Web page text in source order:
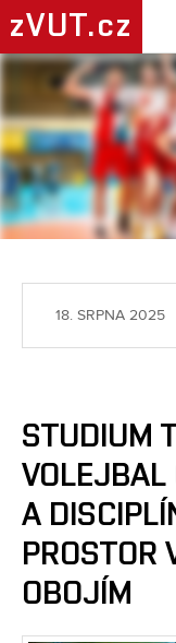
zVUT.cz
18. SRPNA 2025
STUDIUM
VOLEJBAL
A
PROSTOR
OBOJÍM